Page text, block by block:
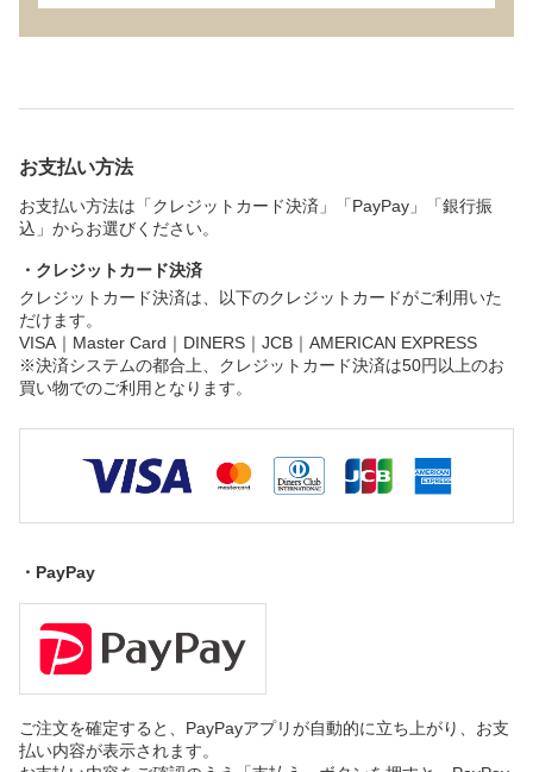
お支払い方法
お支払い方法は「クレジットカード決済」「PayPay」「銀行振
込」からお選びください。
・クレジットカード決済
クレジットカード決済は、以下のクレジットカードがご利用いた
だけます。
VISA｜Master Card｜DINERS｜JCB｜AMERICAN EXPRESS
※決済システムの都合上、クレジットカード決済は50円以上のお
買い物でのご利用となります。
・PayPay
ご注文を確定すると、PayPayアプリが自動的に立ち上がり、お支
払い内容が表示されます。